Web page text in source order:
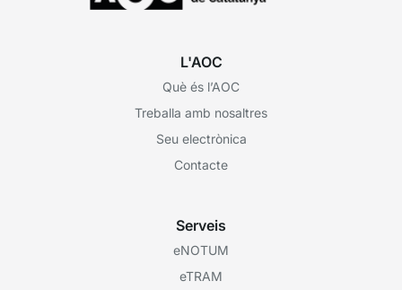
L'AOC
Què és l’AOC
Treballa amb nosaltres
Seu electrònica
Contacte
Serveis
eNOTUM
eTRAM